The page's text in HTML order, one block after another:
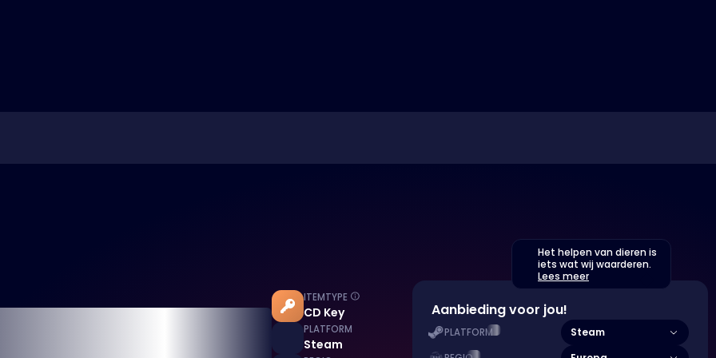
ITEMTYPE
CD Key
PLATFORM
Steam
Het helpen van dieren is
iets wat wij waarderen.
Lees meer
Aanbieding voor jou!
PLATFORM Steam